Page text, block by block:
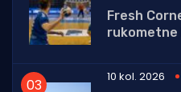
Fresh
rukometne
10 kol. 2026